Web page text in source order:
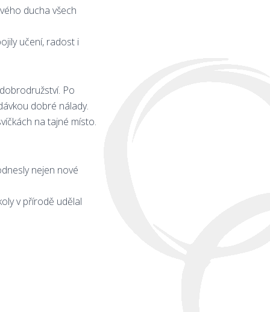
ducha všech
učení, radost i
Po
dobré nálady.
na tajné místo.
nejen nové
v přírodě udělal